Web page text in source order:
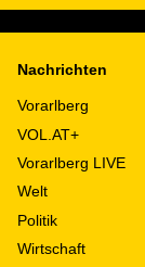
Nachrichten
Vorarlberg
VOL.AT+
Vorarlberg LIVE
Welt
Politik
Wirtschaft